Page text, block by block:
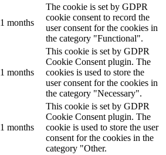
months
The cookie is set by GDPR
cookie consent to record the
user consent for the cookies in
the category "Functional".
months
This cookie is set by GDPR
Cookie Consent plugin. The
cookies is used to store the
user consent for the cookies in
the category "Necessary".
months
This cookie is set by GDPR
Cookie Consent plugin. The
cookie is used to store the user
consent for the cookies in the
category "Other.